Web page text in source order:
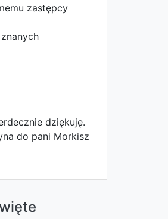
zastępcy
dziękuję.
do pani Morkisz